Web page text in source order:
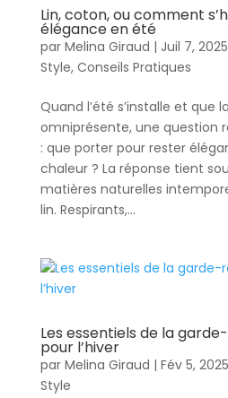
Lin, coton, ou comment
élégance en été
par Melina Giraud | Juil 7, 2025
Style, Conseils Pratiques
Quand l’été s’installe et que
omniprésente, une question
: que porter pour rester
chaleur ? La réponse tient
matières naturelles
lin. Respirants,...
Les essentiels de la
pour l’hiver
par Melina Giraud | Fév 5, 2025
Style